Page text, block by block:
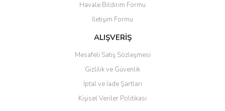
Ürün bilgilerinde hatalar bulunuyor.
Ürün fiyatı diğer sitelerden daha pahalı.
Bu ürüne benzer farklı alternatifler olmalı.
Gönder
Havale Bildirim Formu
İletişim Formu
ALIŞVERİŞ
Mesafeli Satış Sözleşmesi
Gizlilik ve Güvenlik
İptal ve İade Şartları
Kişisel Veriler Politikası